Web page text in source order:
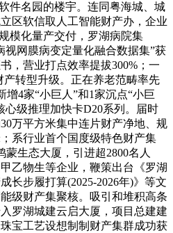
件名园的楼宇。连同粤海城、城
区软信取人工智能财产办，企业
模化量产交付，罗湖病院集
视网膜病变定量化融合数据集”获
，营业打点效率提拔300%；一
产转型升级。正在养老范畴率先
4家“小巨人”和1家沉点“小巨
心级推理加快卡D20系列。届时
万平方米集中连片财产净地、规
系行业首个国度级特色财产集
生态大厦，引进超2800名人
乙物生等企业，鞭策出台《罗湖
长步履打算(2025-2026年)》等文
级财产集聚核。吸引和堆积高条
罗湖城建云启大厦，项目总建建
宝工艺设想制制财产集群成功获